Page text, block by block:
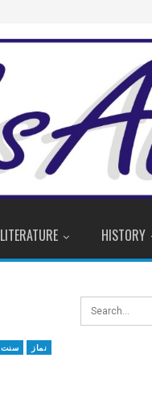
LITERATURE HISTORY
سنت نماز